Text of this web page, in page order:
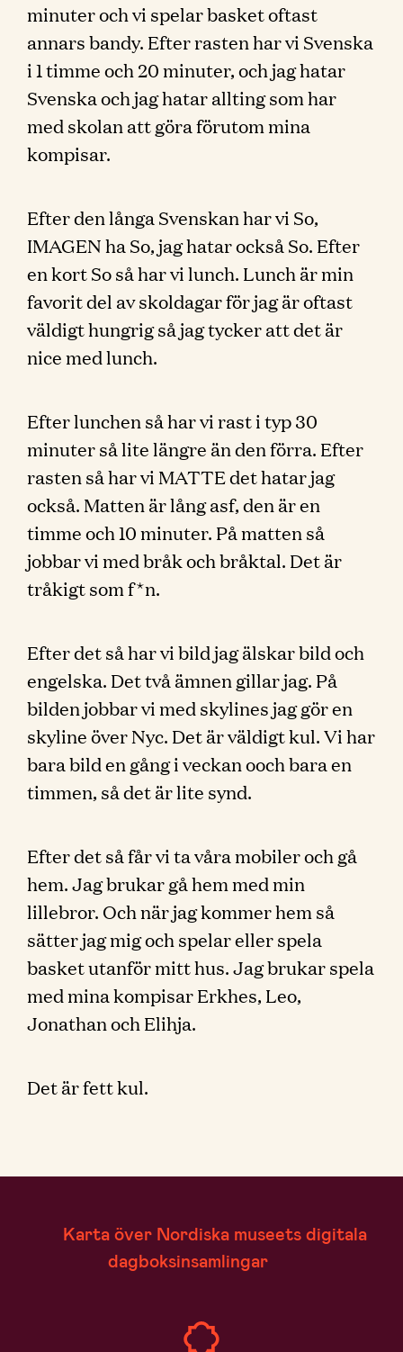
minuter och vi spelar basket oftast
annars bandy. Efter rasten har vi Svenska
i 1 timme och 20 minuter, och jag hatar
Svenska och jag hatar allting som har
med skolan att göra förutom mina
kompisar.
Efter den långa Svenskan har vi So,
IMAGEN ha So, jag hatar också So. Efter
en kort So så har vi lunch. Lunch är min
favorit del av skoldagar för jag är oftast
väldigt hungrig så jag tycker att det är
nice med lunch.
Efter lunchen så har vi rast i typ 30
minuter så lite längre än den förra. Efter
rasten så har vi MATTE det hatar jag
också. Matten är lång asf, den är en
timme och 10 minuter. På matten så
jobbar vi med bråk och bråktal. Det är
tråkigt som f*n.
Efter det så har vi bild jag älskar bild och
engelska. Det två ämnen gillar jag. På
bilden jobbar vi med skylines jag gör en
skyline över Nyc. Det är väldigt kul. Vi har
bara bild en gång i veckan ooch bara en
timmen, så det är lite synd.
Efter det så får vi ta våra mobiler och gå
hem. Jag brukar gå hem med min
lillebror. Och när jag kommer hem så
sätter jag mig och spelar eller spela
basket utanför mitt hus. Jag brukar spela
med mina kompisar Erkhes, Leo,
Jonathan och Elihja.
Det är fett kul.
Karta över Nordiska museets digitala
dagboksinsamlingar